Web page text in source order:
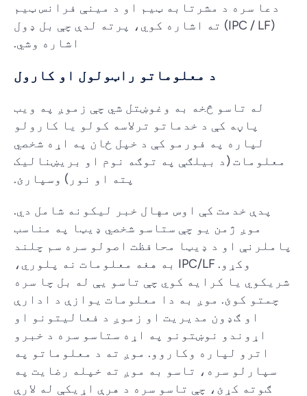
دعا سره د مشرتابه ټیم او د مینې فرانس ټیم
(IPC / LF) ته اشاره کوي، پرته لدې چې بل ډول
اشاره وشي.
د معلوماتو راټولول او کارول
له تاسو څخه به وغوښتل شي چې زموږ په ویب
پاڼه کې د خدماتو ترلاسه کولو یا کارولو
لپاره په فورمو کې د خپل ځان په اړه شخصي
معلومات (د بیلګې په توګه نوم او بریښنالیک
پته او نور) وسپارئ.
پدې خدمت کې اوس مهال خبر لیکونه شامل دي.
موږ ژمن یو چې ستاسو شخصي ډیټا په مناسب
پاملرنې او د ډیټا محافظت اصولو سره سم چلند
وکړو. IPC/LF به هغه معلومات نه پلوري،
شریکوي یا کرایه کوي چې تاسو یې له بل چا سره
چمتو کوئ. موږ به دا معلومات یوازې د ادارې
او ګډون مدیریت او زموږ د فعالیتونو او
اړوندو نوښتونو په اړه ستاسو سره د خبرو
اترو لپاره وکاروو. موږ ته د معلوماتو په
سپارلو سره، تاسو به موږ ته خپله رضایت په
ګوته کړئ، چې تاسو سره د هرې اړیکې له لارې